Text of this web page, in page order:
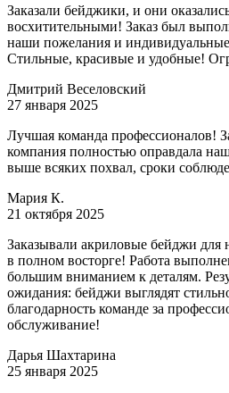
Заказали бейджики, и они
восхитительными! Заказ был
наши пожелания и
Стильные, красивые и удобные!
Дмитрий Веселовский
27 января 2025
Лучшая команда профессионалов!
компания полностью оправдала
выше всяких похвал, сроки
Мария К.
21 октября 2025
Заказывали акриловые бейджи для
в полном восторге! Работа
большим вниманием к деталям.
ожидания: бейджи выглядят
благодарность команде за
обслуживание!
Дарья Шахтарина
25 января 2025